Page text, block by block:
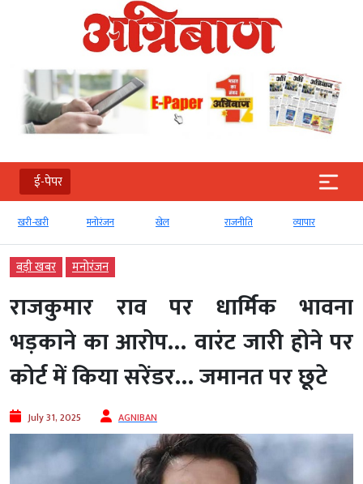
ई-पेपर
खरी-खरी मनोरंजन खेल राजनीति व्‍यापार
बड़ी खबर मनोरंजन
राजकुमार राव पर धार्मिक भावना
भड़काने का आरोप… वारंट जारी होने पर
कोर्ट में किया सरेंडर… जमानत पर छूटे
July 31, 2025 AGNIBAN